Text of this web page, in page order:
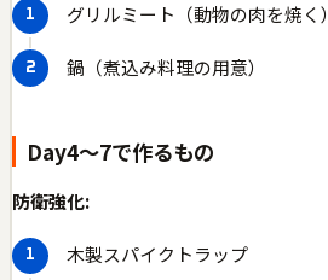
グリルミート（動物の肉を焼く）
鍋（煮込み料理の用意）
Day4〜7で作るもの
防衛強化:
木製スパイクトラップ